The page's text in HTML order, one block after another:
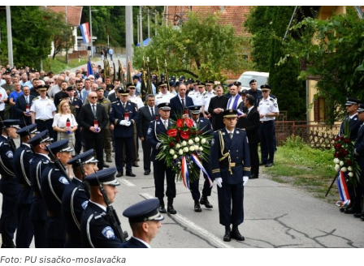
Foto: PU sisačko-moslavačka